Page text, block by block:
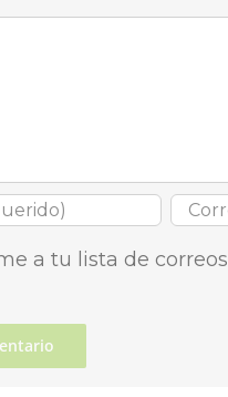
a tu lista de correos